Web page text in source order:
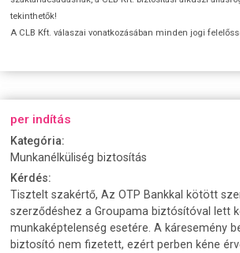
tekinthetők!
A CLB Kft. válaszai vonatkozásában minden jogi
per indítás
Kategória:
Munkanélküliség biztosítás
Kérdés:
Tisztelt szakértő, Az OTP Bankkal kötött
szerződéshez a Groupama biztósítóval lett
munkaképtelenség esetére. A káresemény
biztosító nem fizetett, ezért perben kéne